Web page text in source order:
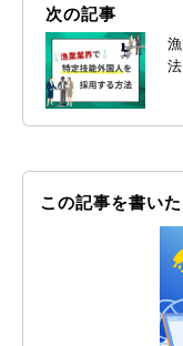
次の記事
法
この記事を書い